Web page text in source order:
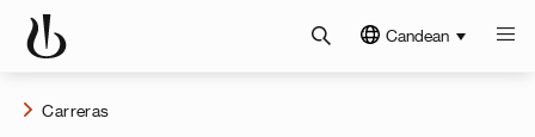
Candean
Carreras